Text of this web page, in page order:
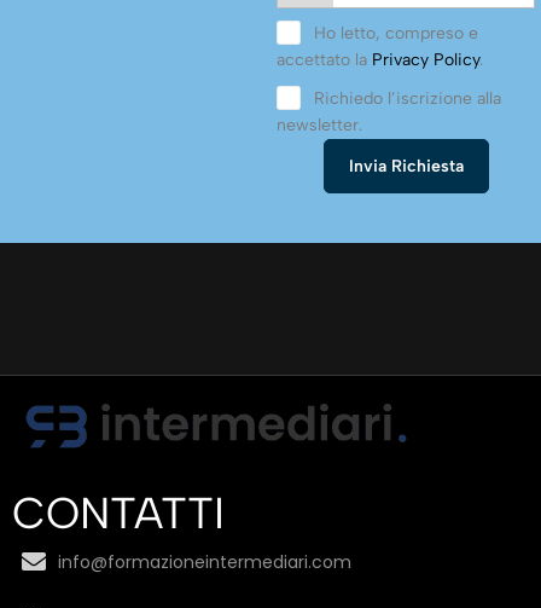
Ho letto, compreso e
accettato la Privacy Policy.
Richiedo l’iscrizione alla
newsletter.
CONTATTI
info@formazioneintermediari.com